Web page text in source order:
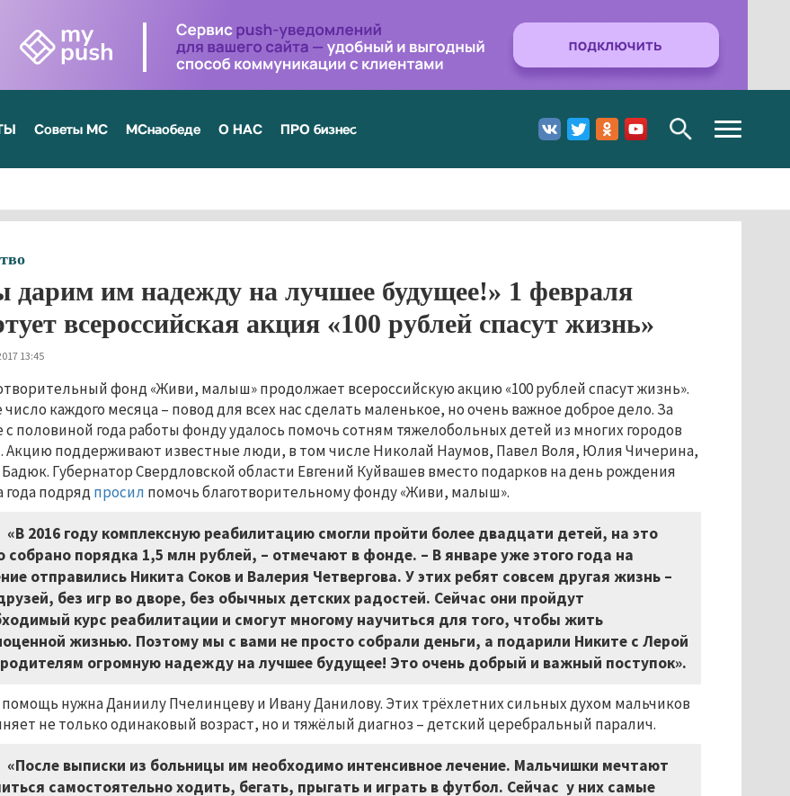
Советы МС МСнаобеде О НАС ПРО бизнес
Toggle
navigation
им надежду на лучшее будущее!» 1 февраля
всероссийская акция «100 рублей спасут жизнь»
13:45
фонд «Живи, малыш» продолжает всероссийскую акцию «100 рублей спасут жизнь».
число каждого месяца – повод для всех нас сделать маленькое, но очень важное доброе дело. За
с половиной года работы фонду удалось помочь сотням тяжелобольных детей из многих городов
Акцию поддерживают известные люди, в том числе Николай Наумов, Павел Воля, Юлия Чичерина,
Губернатор Свердловской области Евгений Куйвашев вместо подарков на день рождения
года подрядпросил помочь благотворительному фонду «Живи, малыш».
«В 2016 году комплексную реабилитацию смогли пройти более двадцати детей, на это
собрано порядка 1,5 млн рублей, – отмечают в фонде. – В январе уже этого года на
отправились Никита Соков и Валерия Четвергова. У этих ребят совсем другая жизнь –
без игр во дворе, без обычных детских радостей. Сейчас они пройдут
курс реабилитации и смогут многому научиться для того, чтобы жить
жизнью. Поэтому мы с вами не просто собрали деньги, а подарили Никите с Лерой
огромную надежду на лучшее будущее! Это очень добрый и важный поступок».
помощь нужна Даниилу Пчелинцеву и Ивану Данилову. Этих трёхлетних сильных духом мальчиков
не только одинаковый возраст, но и тяжёлый диагноз – детский церебральный паралич.
«После выписки из больницы им необходимо интенсивное лечение. Мальчишки мечтают
самостоятельно ходить, бегать, прыгать и играть в футбол. Сейчас у них самые